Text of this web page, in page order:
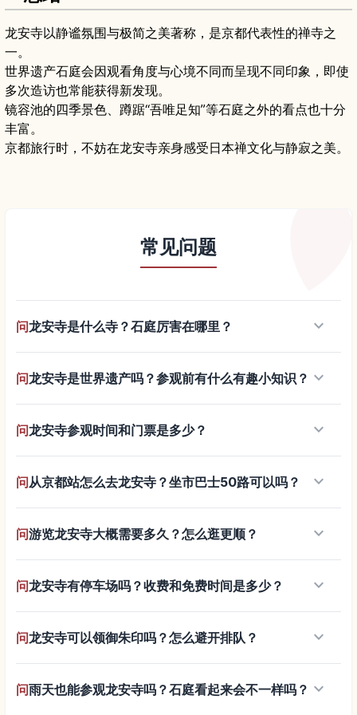
龙安寺以静谧氛围与极简之美著称，是京都代表性的禅寺之
一。
世界遗产石庭会因观看角度与心境不同而呈现不同印象，即使
多次造访也常能获得新发现。
镜容池的四季景色、蹲踞“吾唯足知”等石庭之外的看点也十分
丰富。
京都旅行时，不妨在龙安寺亲身感受日本禅文化与静寂之美。
常见问题
问龙安寺是什么寺？石庭厉害在哪里？ keyboard_arrow_down
问龙安寺是世界遗产吗？参观前有什么有趣小知识？ keyboard_arrow_down
问龙安寺参观时间和门票是多少？ keyboard_arrow_down
问从京都站怎么去龙安寺？坐市巴士50路可以吗？ keyboard_arrow_down
问游览龙安寺大概需要多久？怎么逛更顺？ keyboard_arrow_down
问龙安寺有停车场吗？收费和免费时间是多少？ keyboard_arrow_down
问龙安寺可以领御朱印吗？怎么避开排队？ keyboard_arrow_down
问雨天也能参观龙安寺吗？石庭看起来会不一样吗？ keyboard_arrow_down